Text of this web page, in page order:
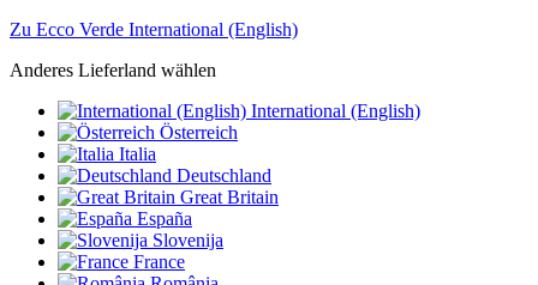
Zu Ecco Verde International (English)
Anderes Lieferland wählen
International (English)
Österreich
Italia
Deutschland
Great Britain
España
Slovenija
France